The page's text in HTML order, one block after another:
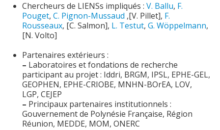
Chercheurs de LIENSs impliqués : V. Ballu, F.
Pouget, C. Pignon-Mussaud ,[V. Pillet], F.
Rousseaux, [C. Salmon], L. Testut, G. Wöppelmann,
[N. Volto]
Partenaires extérieurs :
– Laboratoires et fondations de recherche
participant au projet : Iddri, BRGM, IPSL, EPHE-GEL,
GEOPHEN, EPHE-CRIOBE, MNHN-BOrEA, LOV,
LGP, CEJEP
– Principaux partenaires institutionnels :
Gouvernement de Polynésie Française, Région
Réunion, MEDDE, MOM, ONERC